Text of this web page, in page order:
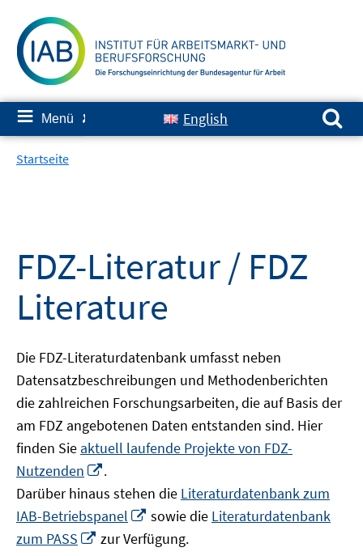
zum
Inhalt
≡ Menü ✘ English
Suchen nach:
Startseite
FDZ-Literatur / FDZ
Literature
Die FDZ-Literaturdatenbank umfasst neben
Datensatzbeschreibungen und Methodenberichten
die zahlreichen Forschungsarbeiten, die auf Basis der
am FDZ angebotenen Daten entstanden sind. Hier
finden Sie aktuell laufende Projekte von FDZ-
Nutzenden
neuem
Fenster
öffnen
.
Darüber hinaus stehen die Literaturdatenbank zum
IAB-Betriebspanel
In
neuem
sowie die Literaturdatenbank
zum PASS
In
zur Verfügung.